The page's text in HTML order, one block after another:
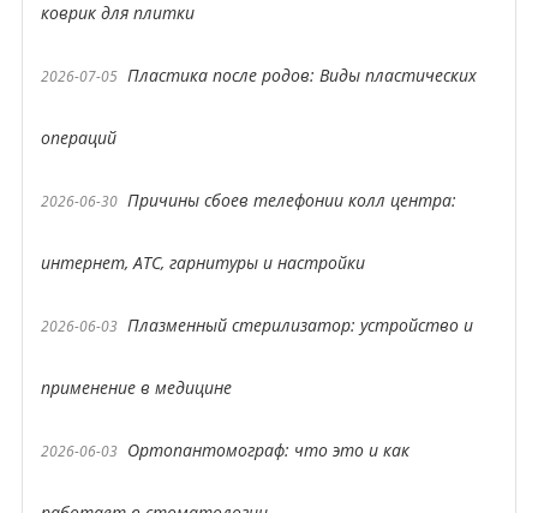
коврик для плитки
2026-07-05 Пластика после родов: Виды пластических
операций
2026-06-30 Причины сбоев телефонии колл центра:
интернет, АТС, гарнитуры и настройки
2026-06-03 Плазменный стерилизатор: устройство и
применение в медицине
2026-06-03 Ортопантомограф: что это и как